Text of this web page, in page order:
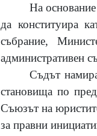
На
да конституира
събрание,
административен
Съдът
становища по
Съюзът на
за правни